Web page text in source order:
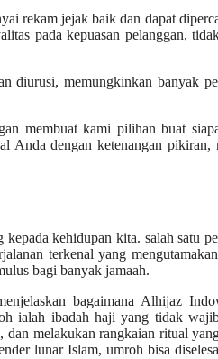
rekam jejak baik dan dapat
pada kepuasan pelanggan,
diurusi, memungkinkan banyak
membuat kami pilihan buat
Anda dengan ketenangan pikiran,
kehidupan kita. salah satu
terkenal yang
bagi banyak jamaah.
bagaimana Alhijaz
ialah ibadah haji yang tidak
melakukan rangkaian ritual
lunar Islam, umroh bisa